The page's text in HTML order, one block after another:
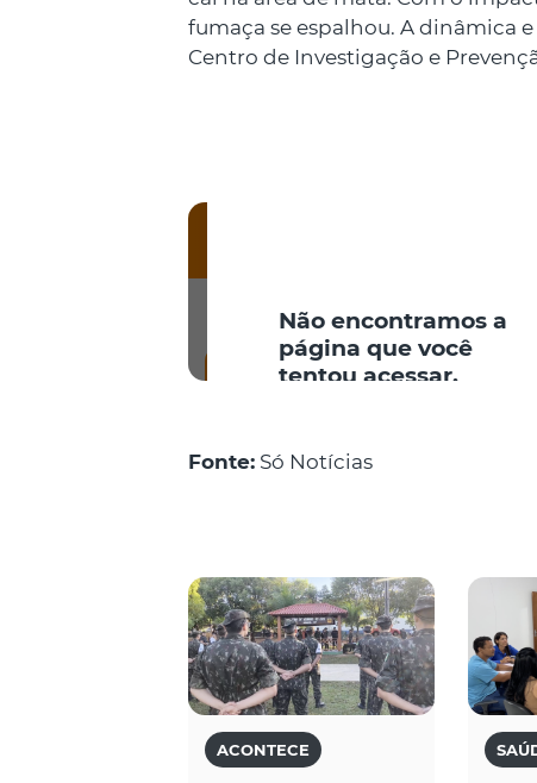
fumaça se espalhou. A dinâmica
Centro de Investigação e
Fonte: Só Notícias
ACONTECE